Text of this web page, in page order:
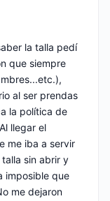
la talla pedí
que siempre
al ser prendas
la política de
llegar el
me iba a servir
sin abrir y
imposible que
me dejaron